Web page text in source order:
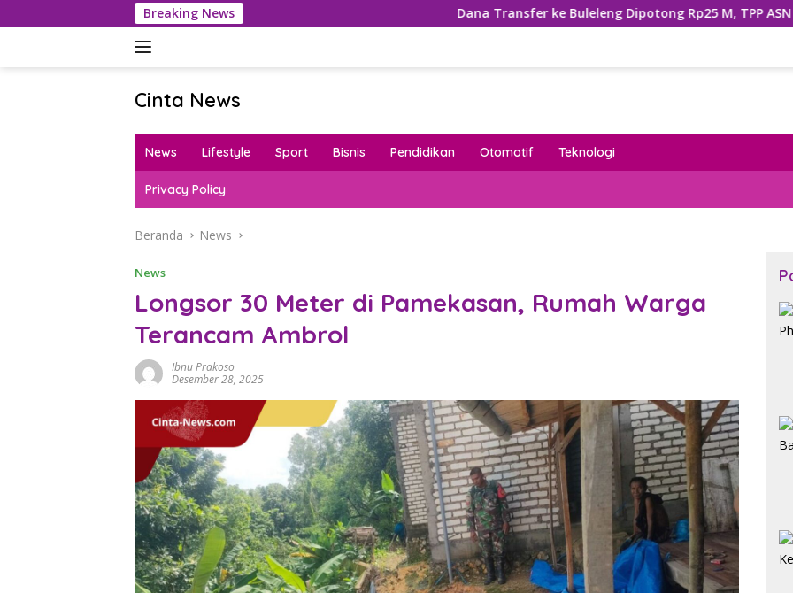
ke
Breaking News Dana Transfer ke Buleleng Dipotong Rp25 M, TPP ASN Terancam
Cinta News
News
Kabar
Inspirasi!
News Lifestyle Sport Bisnis Pendidikan Otomotif Teknologi
Privacy Policy
Beranda News
News
Longsor 30 Meter di Pamekasan, Rumah Warga
Terancam Ambrol
Ibnu Prakoso
Desember 28, 2025